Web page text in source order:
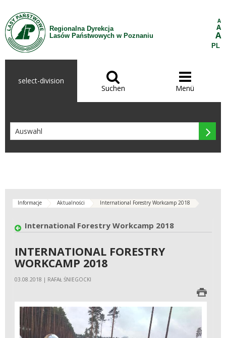
Zum Inhalt wechseln
Regionalna Dyrekcja
Lasów Państwowych w Poznaniu
A
A
A
PL
select-division 
Suchen

Menü

Informacje Aktualności International Forestry Workcamp 2018
International Forestry Workcamp 2018
INTERNATIONAL FORESTRY
WORKCAMP 2018
03.08.2018 | RAFAŁ ŚNIEGOCKI